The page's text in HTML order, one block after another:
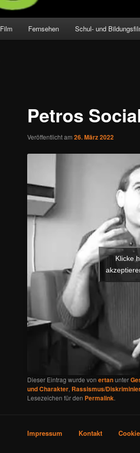
Film Fernsehen Schul- und
Petros
Veröffentlicht am 26. März 2022
Klicke
Dieser Eintrag wurde von ertanunter
und Charakter, Rassismus/
Lesezeichen für den Permalink.
Impressum Kontakt